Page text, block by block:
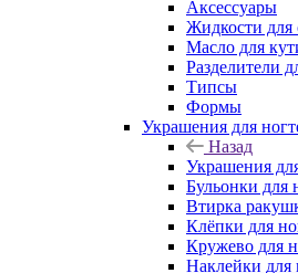
Аксессуары
Жидкости для
Масло для
Разделители
Типсы
Формы
Украшения для
Назад
Украшения
Бульонки для
Втирка
Клёпки для
Кружево для
Наклейки для